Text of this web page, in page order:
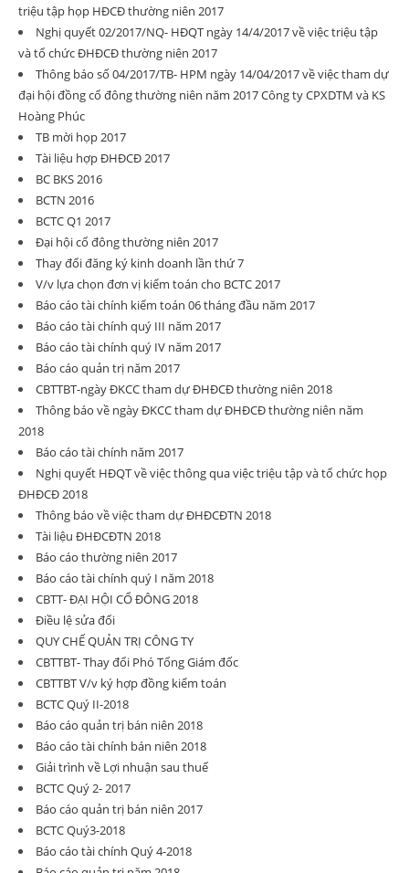
triệu tập họp HĐCĐ thường niên 2017
Nghị quyết 02/2017/NQ- HĐQT ngày 14/4/2017 về việc triệu tập
và tổ chức ĐHĐCĐ thường niên 2017
Thông báo số 04/2017/TB- HPM ngày 14/04/2017 về việc tham dự
đại hội đồng cổ đông thường niên năm 2017 Công ty CPXDTM và KS
Hoàng Phúc
TB mời họp 2017
Tài liệu hợp ĐHĐCĐ 2017
BC BKS 2016
BCTN 2016
BCTC Q1 2017
Đại hội cổ đông thường niên 2017
Thay đổi đăng ký kinh doanh lần thứ 7
V/v lựa chọn đơn vị kiểm toán cho BCTC 2017
Báo cáo tài chính kiểm toán 06 tháng đầu năm 2017
Báo cáo tài chính quý III năm 2017
Báo cáo tài chính quý IV năm 2017
Báo cáo quản trị năm 2017
CBTTBT-ngày ĐKCC tham dự ĐHĐCĐ thường niên 2018
Thông báo về ngày ĐKCC tham dự ĐHĐCĐ thường niên năm
2018
Báo cáo tài chính năm 2017
Nghị quyết HĐQT về việc thông qua việc triệu tập và tổ chức họp
ĐHĐCĐ 2018
Thông báo về việc tham dự ĐHĐCĐTN 2018
Tài liệu ĐHĐCĐTN 2018
Báo cáo thường niên 2017
Báo cáo tài chính quý I năm 2018
CBTT- ĐẠI HỘI CỔ ĐÔNG 2018
Điều lệ sửa đổi
QUY CHẾ QUẢN TRỊ CÔNG TY
CBTTBT- Thay đổi Phó Tổng Giám đốc
CBTTBT V/v ký hợp đồng kiểm toán
BCTC Quý II-2018
Báo cáo quản trị bán niên 2018
Báo cáo tài chính bán niên 2018
Giải trình về Lợi nhuận sau thuế
BCTC Quý 2- 2017
Báo cáo quản trị bán niên 2017
BCTC Quý3-2018
Báo cáo tài chính Quý 4-2018